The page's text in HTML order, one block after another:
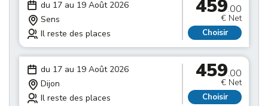
du 17 au 19 Août 2026
Sens
Il reste des places
459.00
€ Net
Choisir
du 17 au 19 Août 2026
Dijon
Il reste des places
459.00
€ Net
Choisir